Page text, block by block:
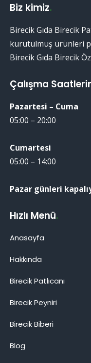
Biz kimiz.
Birecik Gıda Birecik
kurutulmuş ürünleri
Birecik Gıda Birecik
Çalışma
Pazartesi – Cuma
05:00 – 20:00
Cumartesi
05:00 – 14:00
Pazar günleri
Hızlı Menü.
Anasayfa
Hakkında
Birecik Patlıcanı
Birecik Peyniri
Birecik Biberi
Blog